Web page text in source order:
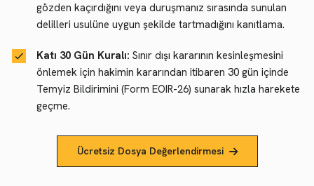
gözden kaçırdığını veya duruşmanız sırasında sunulan
delilleri usulüne uygun şekilde tartmadığını kanıtlama.
Katı 30 Gün Kuralı: Sınır dışı kararının kesinleşmesini
önlemek için hakimin kararından itibaren 30 gün içinde
Temyiz Bildirimini (Form EOIR-26) sunarak hızla harekete
geçme.
Ücretsiz Dosya Değerlendirmesi